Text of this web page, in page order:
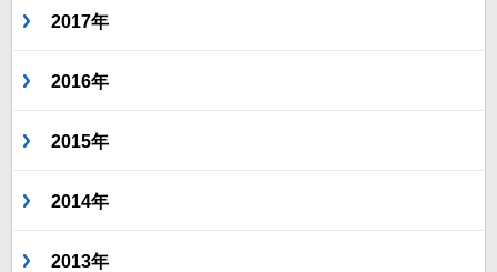
2017年
2016年
2015年
2014年
2013年